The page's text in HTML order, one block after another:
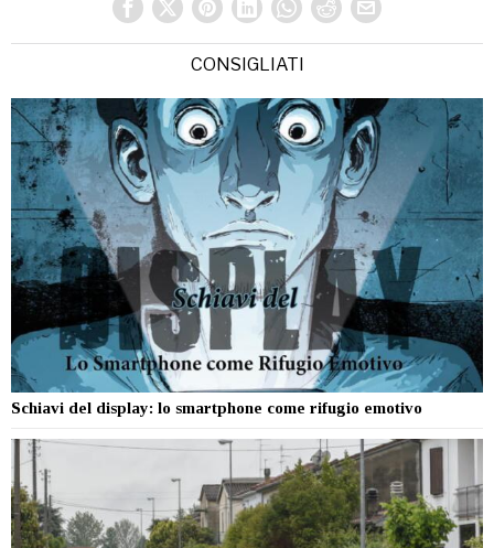
CONSIGLIATI
Schiavi del display: lo smartphone come rifugio emotivo